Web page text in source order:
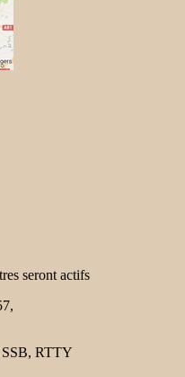
seront actifs
SSB, RTTY